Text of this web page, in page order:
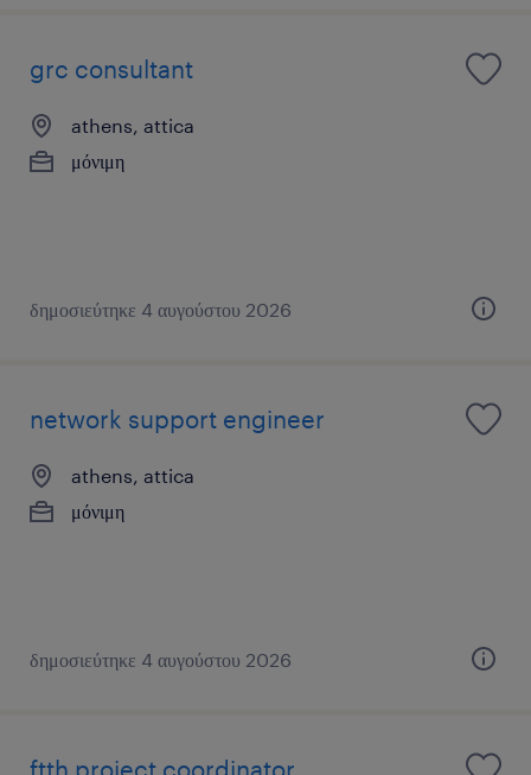
grc consultant
athens, attica
μόνιμη
δημοσιεύτηκε 4 αυγούστου 2026
network support engineer
athens, attica
μόνιμη
δημοσιεύτηκε 4 αυγούστου 2026
ftth project coordinator